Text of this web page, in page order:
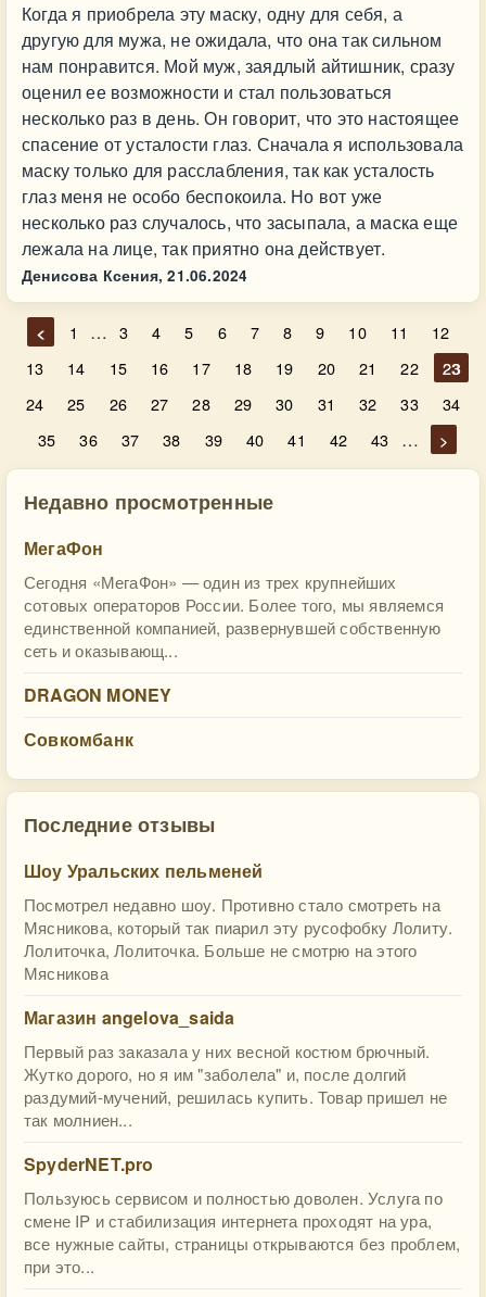
Когда я приобрела эту маску, одну для себя, а
другую для мужа, не ожидала, что она так сильном
нам понравится. Мой муж, заядлый айтишник, сразу
оценил ее возможности и стал пользоваться
несколько раз в день. Он говорит, что это настоящее
спасение от усталости глаз. Сначала я использовала
маску только для расслабления, так как усталость
глаз меня не особо беспокоила. Но вот уже
несколько раз случалось, что засыпала, а маска еще
лежала на лице, так приятно она действует.
Денисова Ксения, 21.06.2024
< 1 … 3 4 5 6 7 8 9 10 11
12
13
14 15 16 17 18 19 20 21 22
23
24
25 26 27 28 29 30 31 32 33
34
35
36 37 38 39 40 41 42 43 … >
Недавно просмотренные
МегаФон
Сегодня «МегаФон» — один из трех крупнейших
сотовых операторов России. Более того, мы являемся
единственной компанией, развернувшей собственную
сеть и оказывающ...
DRAGON MONEY
Совкомбанк
Последние отзывы
Шоу Уральских пельменей
Посмотрел недавно шоу. Противно стало смотреть на
Мясникова, который так пиарил эту русофобку Лолиту.
Лолиточка, Лолиточка. Больше не смотрю на этого
Мясникова
Магазин angelova_saida
Первый раз заказала у них весной костюм брючный.
Жутко дорого, но я им "заболела" и, после долгий
раздумий-мучений, решилась купить. Товар пришел не
так молниен...
SpyderNET.pro
Пользуюсь сервисом и полностью доволен. Услуга по
смене IP и стабилизация интернета проходят на ура,
все нужные сайты, страницы открываются без проблем,
при это...